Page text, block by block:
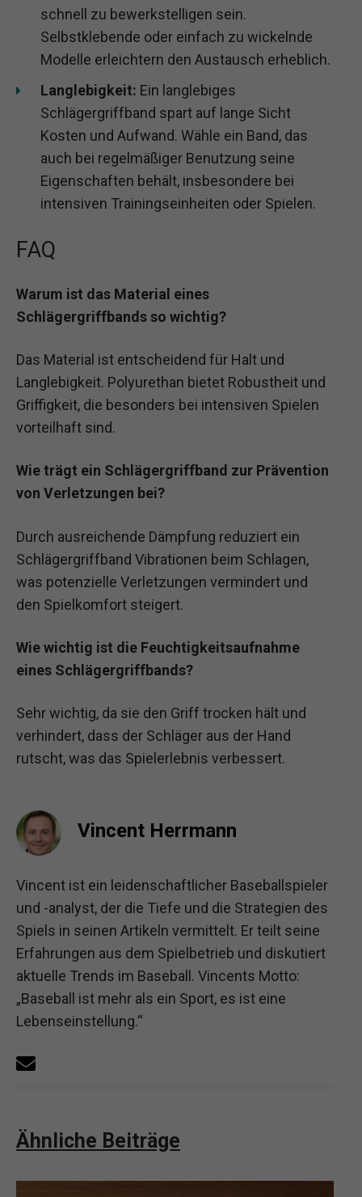
schnell zu bewerkstelligen sein.
Selbstklebende oder einfach zu wickelnde
Modelle erleichtern den Austausch erheblich.
Langlebigkeit: Ein langlebiges
Schlägergriffband spart auf lange Sicht
Kosten und Aufwand. Wähle ein Band, das
auch bei regelmäßiger Benutzung seine
Eigenschaften behält, insbesondere bei
intensiven Trainingseinheiten oder Spielen.
FAQ
Warum ist das Material eines
Schlägergriffbands so wichtig?
Das Material ist entscheidend für Halt und
Langlebigkeit. Polyurethan bietet Robustheit und
Griffigkeit, die besonders bei intensiven Spielen
vorteilhaft sind.
Wie trägt ein Schlägergriffband zur Prävention
von Verletzungen bei?
Durch ausreichende Dämpfung reduziert ein
Schlägergriffband Vibrationen beim Schlagen,
was potenzielle Verletzungen vermindert und
den Spielkomfort steigert.
Wie wichtig ist die Feuchtigkeitsaufnahme
eines Schlägergriffbands?
Sehr wichtig, da sie den Griff trocken hält und
verhindert, dass der Schläger aus der Hand
rutscht, was das Spielerlebnis verbessert.
Vincent Herrmann
Vincent ist ein leidenschaftlicher Baseballspieler
und -analyst, der die Tiefe und die Strategien des
Spiels in seinen Artikeln vermittelt. Er teilt seine
Erfahrungen aus dem Spielbetrieb und diskutiert
aktuelle Trends im Baseball. Vincents Motto:
„Baseball ist mehr als ein Sport, es ist eine
Lebenseinstellung.“
Ähnliche Beiträge